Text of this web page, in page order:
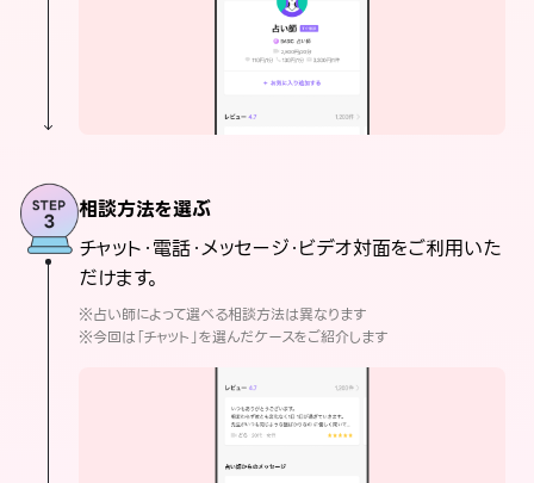
相談方法を選ぶ
チャット・電話・メッセージ・ビデオ対面をご利用いた
だけます。
※占い師によって選べる相談方法は異なります
※今回は「チャット」を選んだケースをご紹介します